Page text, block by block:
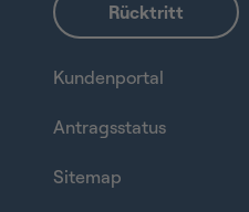
Kundenportal
Antragsstatus
Sitemap